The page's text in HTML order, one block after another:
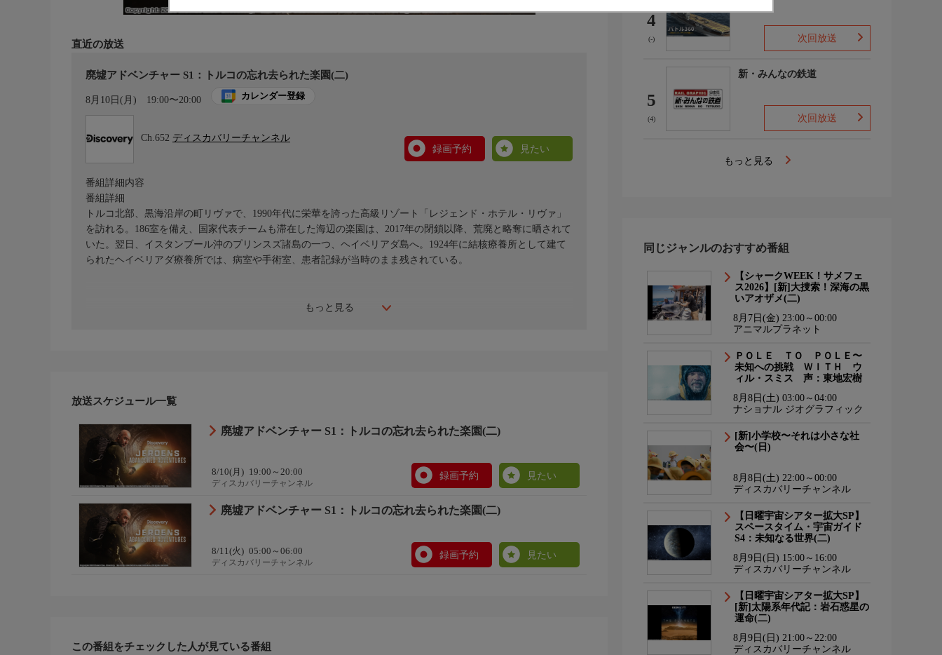
直近の放送
廃墟アドベンチャー S1：トルコの忘れ去られた楽園(二)
8月10日(月) 19:00〜20:00 カレンダー登録
Ch.652 ディスカバリーチャンネル
録画予約
見たい
もっと見る
番組詳細内容
番組詳細
トルコ北部、黒海沿岸の町リヴァで、1990年代に栄華を誇った高級リゾート「レジェンド・ホテル・リヴァ」
を訪れる。186室を備え、国家代表チームも滞在した海辺の楽園は、2017年の閉鎖以降、荒廃と略奪に晒されて
いた。翌日、イスタンブール沖のプリンスズ諸島の一つ、ヘイベリアダ島へ。1924年に結核療養所として建て
られたヘイベリアダ療養所では、病室や手術室、患者記録が当時のまま残されている。
放送スケジュール一覧
廃墟アドベンチャー S1：トルコの忘れ去られた楽園(二)
8/10(月) 19:00～20:00
ディスカバリーチャンネル
録画予約 見たい
廃墟アドベンチャー S1：トルコの忘れ去られた楽園(二)
8/11(火) 05:00～06:00
ディスカバリーチャンネル
録画予約 見たい
この番組をチェックした人が見ている番組
4
(-) 次回放送
5
(4)
新・みんなの鉄道
次回放送
もっと見る
同じジャンルのおすすめ番組
【シャークWEEK！サメフェ
ス2026】[新]大捜索！深海の黒
いアオザメ(二)
8月7日(金) 23:00～00:00
アニマルプラネット
ＰＯＬＥ ＴＯ ＰＯＬＥ〜
未知への挑戦 ＷＩＴＨ ウ
ィル・スミス 声：東地宏樹
8月8日(土) 03:00～04:00
ナショナル ジオグラフィック
[新]小学校〜それは小さな社
会〜(日)
8月8日(土) 22:00～00:00
ディスカバリーチャンネル
【日曜宇宙シアター拡大SP】
スペースタイム・宇宙ガイド
S4：未知なる世界(二)
8月9日(日) 15:00～16:00
ディスカバリーチャンネル
【日曜宇宙シアター拡大SP】
[新]太陽系年代記：岩石惑星の
運命(二)
8月9日(日) 21:00～22:00
ディスカバリーチャンネル